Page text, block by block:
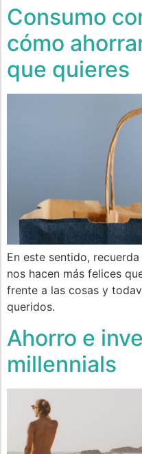
Consumo
cómo
que quieres
En este sentido,
nos hacen más felices
frente a las cosas y
queridos.
Ahorro e
millennials